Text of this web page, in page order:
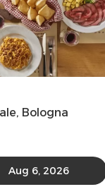
Bologna
Aug 6, 2026